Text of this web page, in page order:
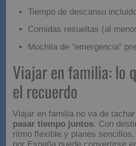
Checklist
escapada sin
Reservas confirmadas
Plan del día:
Comidas resueltas (al
Mochila de “emergencia”